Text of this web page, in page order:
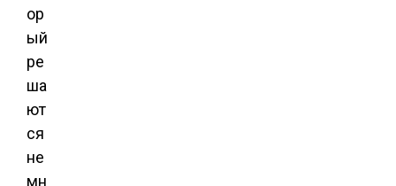
ор
ый
ре
ша
ют
ся
не
мн